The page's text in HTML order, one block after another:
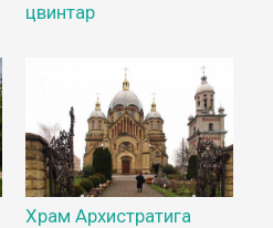
цвинтар
Храм Архистратига